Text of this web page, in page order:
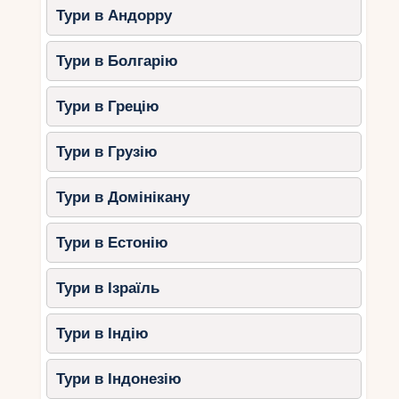
ідеальні хвилі для катання.
Що робити?
Взяти уроки серфінгу.
Відвідайте місцеві кафе з чудовими
краєвидами на океан.
Відпочити у розслабленій атмосфері
невеликого курортного містечка.
3. Пляж Тамрагт
Тамрагт – ще одне місце для любителів серфінгу
своєю спокійною атмосферою.
Основні розваги:
Серфінг та віндсерфінг.
Йога та медитації на пляжі.
Тури в Андорру
Тури в Болгарію
Тури в Грецію
Тури в Грузію
Тури в Домінікану
Тури в Естонію
Тури в Ізраїль
Тури в Індію
Тури в Індонезію